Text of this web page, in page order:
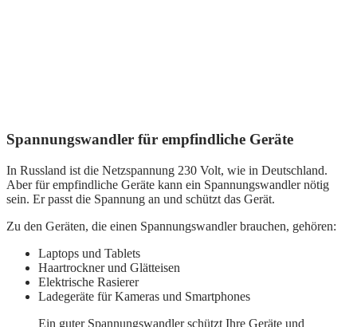
Spannungswandler für empfindliche Geräte
In Russland ist die Netzspannung 230 Volt, wie in Deutschland.
Aber für empfindliche Geräte kann ein Spannungswandler nötig
sein. Er passt die Spannung an und schützt das Gerät.
Zu den Geräten, die einen Spannungswandler brauchen, gehören:
Laptops und Tablets
Haartrockner und Glätteisen
Elektrische Rasierer
Ladegeräte für Kameras und Smartphones
Ein guter Spannungswandler schützt Ihre Geräte und